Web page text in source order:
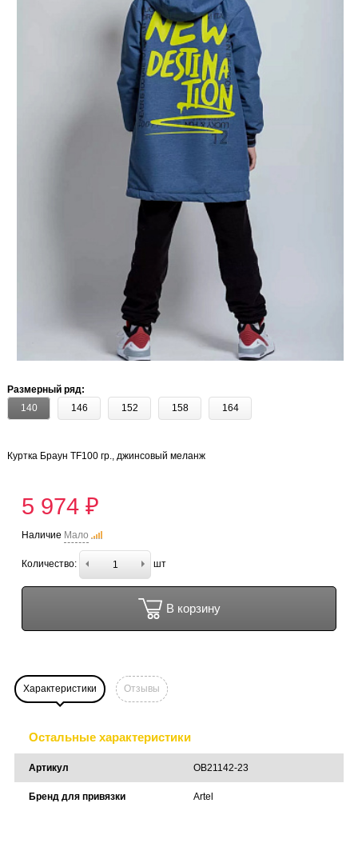
Размерный ряд:
140
146 152 158 164
Куртка Браун TF100 гр., джинсовый меланж
5 974 ₽
Наличие Мало
Количество: шт
В корзину
Характеристики Отзывы
Остальные характеристики
Артикул OB21142-23
Бренд для привязки Artel